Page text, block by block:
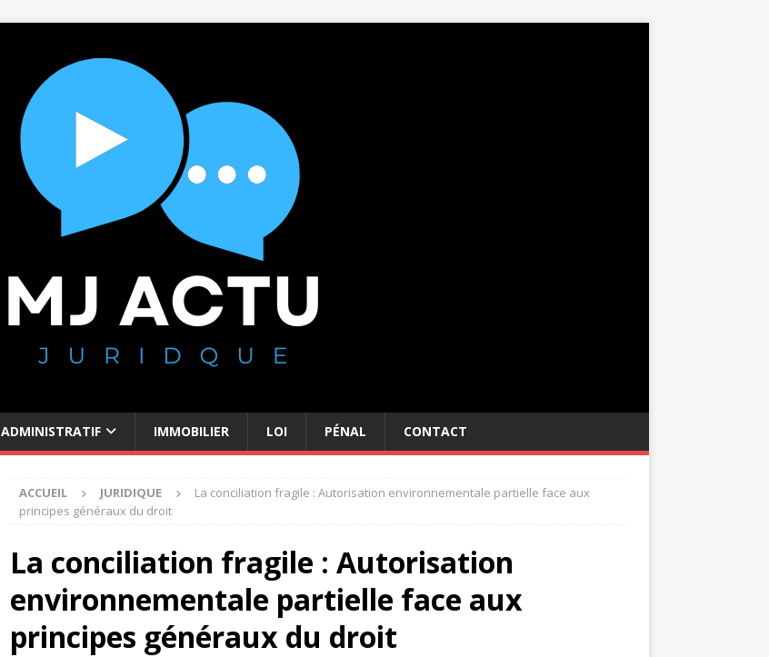
ADMINISTRATIF IMMOBILIER LOI PÉNAL CONTACT
ACCUEIL JURIDIQUE
La conciliation fragile : Autorisation environnementale partielle face aux
principes généraux du droit
La conciliation fragile : Autorisation
environnementale partielle face aux
principes généraux du droit